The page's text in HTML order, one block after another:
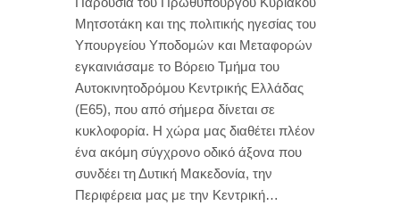
Μητσοτάκη και της πολιτικής ηγεσίας του
Υπουργείου Υποδομών και Μεταφορών
εγκαινιάσαμε το Βόρειο Τμήμα του
Αυτοκινητοδρόμου Κεντρικής Ελλάδας
(Ε65), που από σήμερα δίνεται σε
κυκλοφορία. Η χώρα μας διαθέτει πλέον
ένα ακόμη σύγχρονο οδικό άξονα που
συνδέει τη Δυτική Μακεδονία, την
Περιφέρεια μας με την Κεντρική…